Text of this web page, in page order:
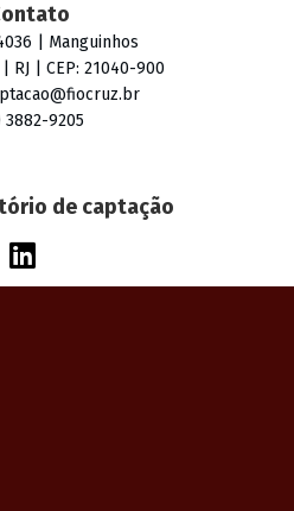
| Manguinhos
RJ | CEP: 21040-900
3882-9205
de captação